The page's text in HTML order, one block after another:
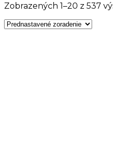
Zobrazených 1–20 z 537